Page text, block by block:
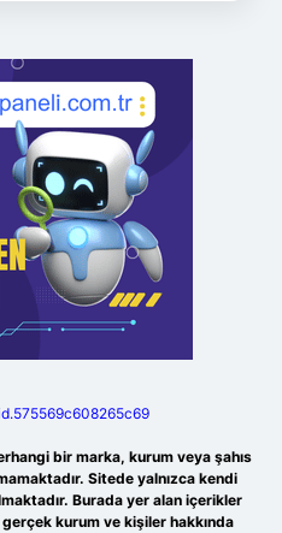
bir marka, kurum veya şahıs
Sitede yalnızca kendi
Burada yer alan içerikler
kurum ve kişiler hakkında